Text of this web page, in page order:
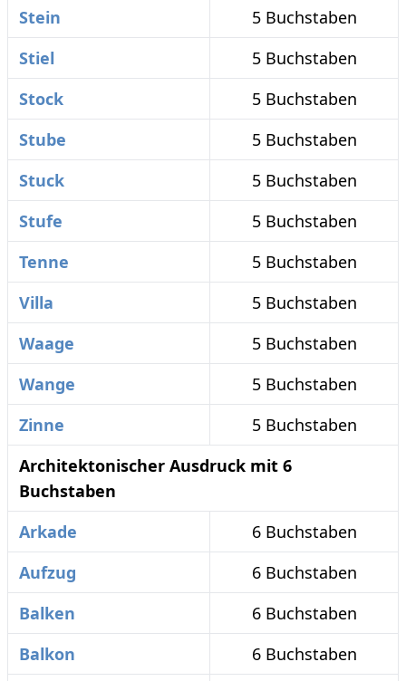
Stein
5 Buchstaben
Stiel
5 Buchstaben
Stock
5 Buchstaben
Stube
5 Buchstaben
Stuck
5 Buchstaben
Stufe
5 Buchstaben
Tenne
5 Buchstaben
Villa
5 Buchstaben
Waage
5 Buchstaben
Wange
5 Buchstaben
Zinne
5 Buchstaben
Architektonischer Ausdruck mit 6
Buchstaben
Arkade
6 Buchstaben
Aufzug
6 Buchstaben
Balken
6 Buchstaben
Balkon
6 Buchstaben